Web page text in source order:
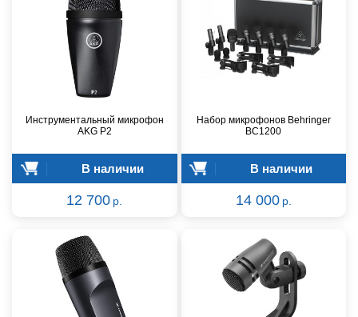
Инструментальный микрофон
AKG P2
В наличии
12 700 р.
Набор микрофонов Behringer
BC1200
В наличии
14 000 р.